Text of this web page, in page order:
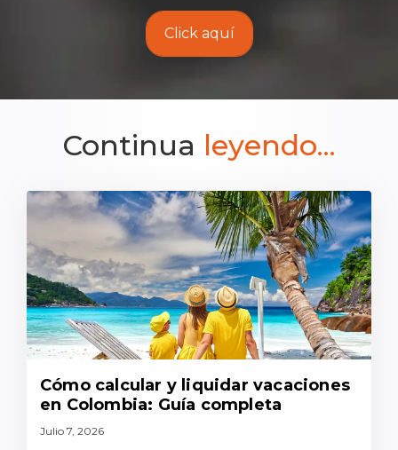
Click aquí
Continua leyendo...
Cómo calcular y liquidar vacaciones
en Colombia: Guía completa
Julio 7, 2026